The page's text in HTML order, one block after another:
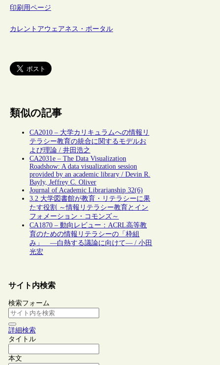
印刷用ページ
カレントアウェアネス・ポータル
類似の記事
CA2010 – 大学カリキュラムへの情報リ
テラシー教育の統合に関するモデルお
よび理論 / 井田浩之
CA2031e – The Data Visualization
Roadshow: A data visualization session
provided by an academic library / Devin R.
Bayly, Jeffrey C. Oliver
Journal of Academic Librarianship 32(6)
3.2 大学図書館が教育・リテラシーに果
たす役割 ～情報リテラシー教育とイン
フォメーション・コモンズ～
CA1870 – 動向レビュー：ACRL高等教
育のための情報リテラシーの「枠組
み」 ―白熱する議論に向けて― / 小田
光宏
サイト内検索
検索フォーム
詳細検索
タイトル
本文